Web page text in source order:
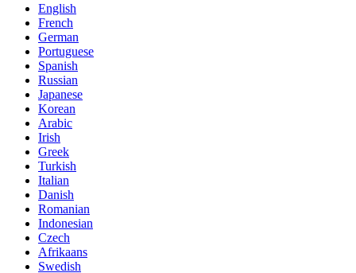
English
French
German
Portuguese
Spanish
Russian
Japanese
Korean
Arabic
Irish
Greek
Turkish
Italian
Danish
Romanian
Indonesian
Czech
Afrikaans
Swedish